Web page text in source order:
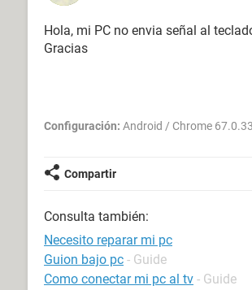
Hola, mi PC no envia señal al
Gracias
Configuración: Android / Chrome
Compartir
Consulta también:
Necesito reparar mi pc
Guion bajo pc - Guide
Como conectar mi pc al tv - Guide